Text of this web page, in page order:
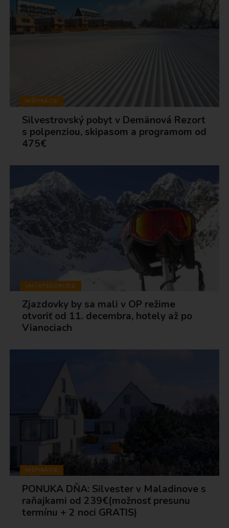
INŠPIRÁCIE
Silvestrovský pobyt v Demänová Rezort
s polpenziou, skipasom a programom od
475€
UNCATEGORIZED
Zjazdovky by sa mali v OP režime
otvoriť od 11. decembra, hotely až po
Vianociach
INŠPIRÁCIE
PONUKA DŇA: Silvester v Maladinove s
raňajkami od 239€(možnosť presunu
termínu + 2 noci GRATIS)